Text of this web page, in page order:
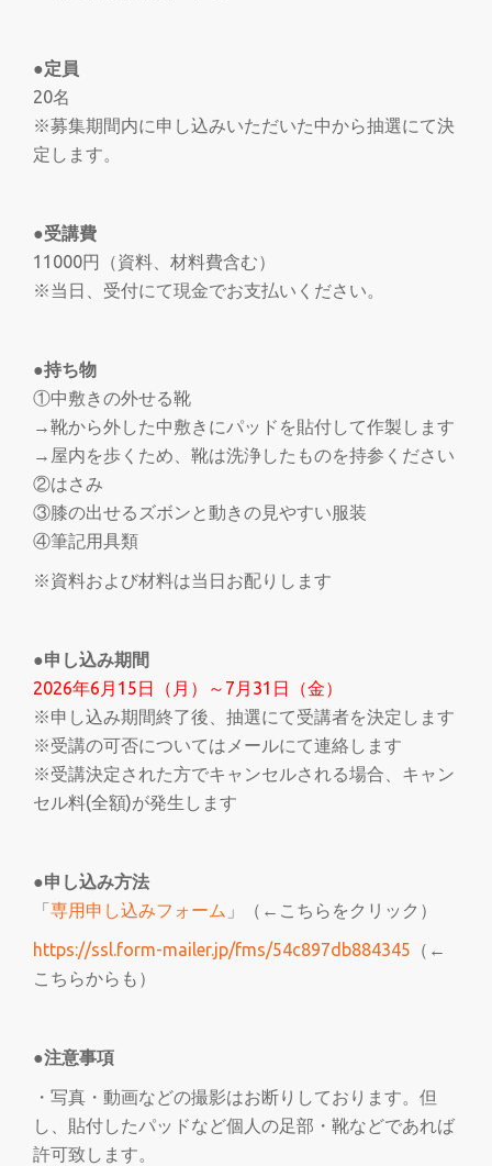
●定員
20名
※募集期間内に申し込みいただいた中から抽選にて決
定します。
●受講費
11000円（資料、材料費含む）
※当日、受付にて現金でお支払いください。
●持ち物
①中敷きの外せる靴
→靴から外した中敷きにパッドを貼付して作製します
→屋内を歩くため、靴は洗浄したものを持参ください
②はさみ
③膝の出せるズボンと動きの見やすい服装
④筆記用具類
※資料および材料は当日お配りします
●申し込み期間
2026年6月15日（月）～7月31日（金）
※申し込み期間終了後、抽選にて受講者を決定します
※受講の可否についてはメールにて連絡します
※受講決定された方でキャンセルされる場合、キャン
セル料(全額)が発生します
●申し込み方法
「専用申し込みフォーム 」（←こちらをクリック）
https://ssl.form-mailer.jp/fms/54c897db884345 （←
こちらからも）
●注意事項
・写真・動画などの撮影はお断りしております。但
し、貼付したパッドなど個人の足部・靴などであれば
許可致します。